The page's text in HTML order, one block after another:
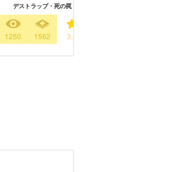
デストラップ・死の罠
1250 1562 3.6